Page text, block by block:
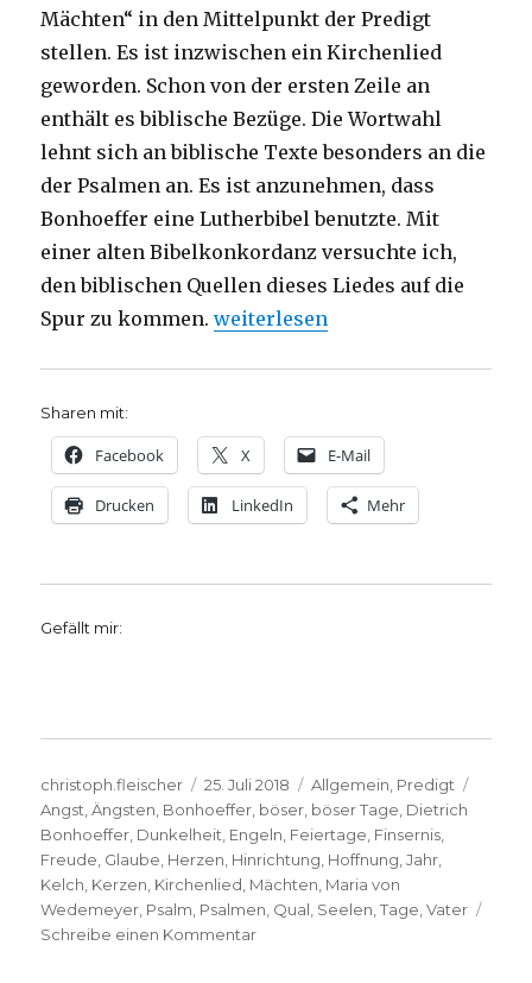
Mächten“ in den Mittelpunkt der Predigt
stellen. Es ist inzwischen ein Kirchenlied
geworden. Schon von der ersten Zeile an
enthält es biblische Bezüge. Die Wortwahl
lehnt sich an biblische Texte besonders an die
der Psalmen an. Es ist anzunehmen, dass
Bonhoeffer eine Lutherbibel benutzte. Mit
einer alten Bibelkonkordanz versuchte ich,
den biblischen Quellen dieses Liedes auf die
Spur zu kommen.„Predigt am Buß- und Bettag –
weiterlesen
Sharen mit:
Facebook X E-Mail
Drucken LinkedIn Mehr
Gefällt mir:
Autor
christoph.fleischer
Veröffentlicht
am
25. Juli 2018 Kategorien
Allgemein Predigt
Angst ,Ängsten Bonhoeffer böser böser Tage Dietrich
Bonhoeffer Dunkelheit Engeln Feiertage Finsernis
Freude Glaube Herzen Hinrichtung Hoffnung ,Jahr
Kelch Kerzen Kirchenlied Mächten Maria von
Wedemeyer Psalm Psalmen Qual Seelen ,Tage ,Vater
Schreibe einen Kommentarzu